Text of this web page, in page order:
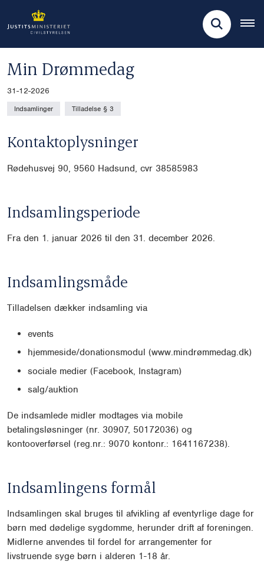
Min Drømmedag
31-12-2026
Indsamlinger Tilladelse § 3
Kontaktoplysninger
Rødehusvej 90, 9560 Hadsund, cvr 38585983
Indsamlingsperiode
Fra den 1. januar 2026 til den 31. december 2026.
Indsamlingsmåde
Tilladelsen dækker indsamling via
events
hjemmeside/donationsmodul (www.mindrømmedag.dk)
sociale medier (Facebook, Instagram)
salg/auktion
De indsamlede midler modtages via mobile
betalingsløsninger (nr. 30907, 50172036) og
kontooverførsel (reg.nr.: 9070 kontonr.: 1641167238).
Indsamlingens formål
Indsamlingen skal bruges til afvikling af eventyrlige dage for
børn med dødelige sygdomme, herunder drift af foreningen.
Midlerne anvendes til fordel for arrangementer for
livstruende syge børn i alderen 1-18 år.